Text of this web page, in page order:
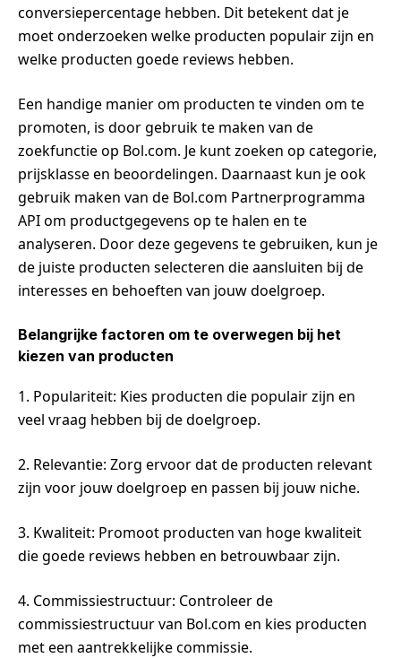
conversiepercentage hebben. Dit betekent dat je
moet onderzoeken welke producten populair zijn en
welke producten goede reviews hebben.
Een handige manier om producten te vinden om te
promoten, is door gebruik te maken van de
zoekfunctie op Bol.com. Je kunt zoeken op categorie,
prijsklasse en beoordelingen. Daarnaast kun je ook
gebruik maken van de Bol.com Partnerprogramma
API om productgegevens op te halen en te
analyseren. Door deze gegevens te gebruiken, kun je
de juiste producten selecteren die aansluiten bij de
interesses en behoeften van jouw doelgroep.
Belangrijke factoren om te overwegen bij het
kiezen van producten
1. Populariteit: Kies producten die populair zijn en
veel vraag hebben bij de doelgroep.
2. Relevantie: Zorg ervoor dat de producten relevant
zijn voor jouw doelgroep en passen bij jouw niche.
3. Kwaliteit: Promoot producten van hoge kwaliteit
die goede reviews hebben en betrouwbaar zijn.
4. Commissiestructuur: Controleer de
commissiestructuur van Bol.com en kies producten
met een aantrekkelijke commissie.